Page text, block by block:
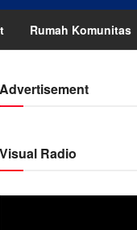
Rumah Komunitas
Advertisement
Visual Radio